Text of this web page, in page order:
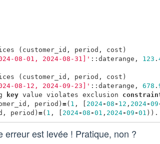
( customer_id , period , cost )
08-01, 2024-08-31]' ::daterange , 123 .
( customer_id , period , cost )
08-12, 2024-09-23]' ::daterange , 678 .
key value violates exclusion
, period )=( 1 , [ 2024-08 - 12 , 2024-09
, period )=( 1 , [ 2024-08 -01 , 2024-09 -01 )).
erreur est levée ! Pratique, non ?